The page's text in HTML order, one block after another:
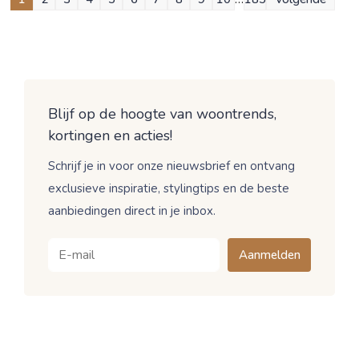
Blijf op de hoogte van woontrends,
kortingen en acties!
Schrijf je in voor onze nieuwsbrief en ontvang
exclusieve inspiratie, stylingtips en de beste
aanbiedingen direct in je inbox.
Aanmelden